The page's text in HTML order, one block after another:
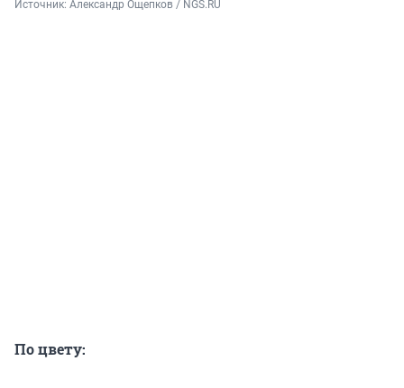
Источник: Александр Ощепков / NGS.RU
По цвету: